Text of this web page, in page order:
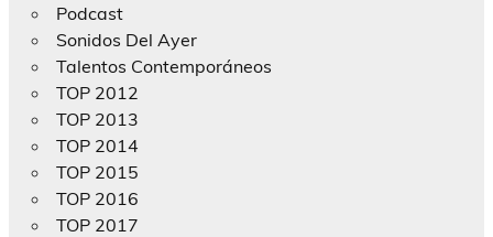
Podcast
Sonidos Del Ayer
Talentos Contemporáneos
TOP 2012
TOP 2013
TOP 2014
TOP 2015
TOP 2016
TOP 2017